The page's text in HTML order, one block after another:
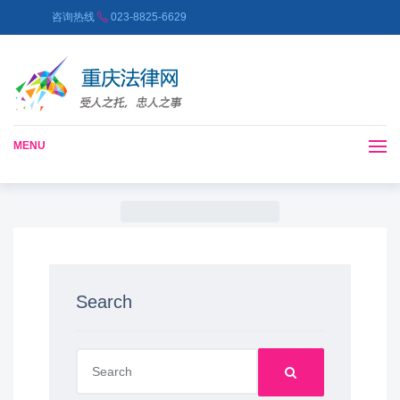
咨询热线 023-8825-6629
MENU
Search